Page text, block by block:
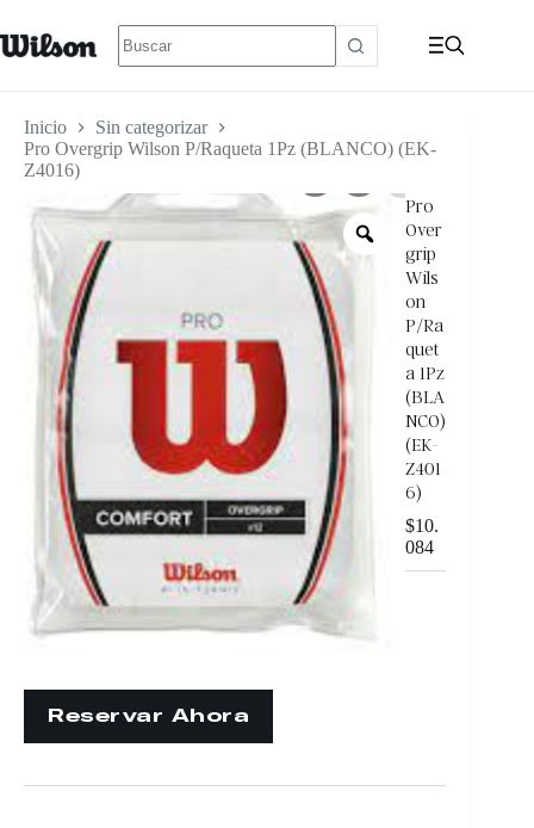
Inicio
Sin categorizar
Pro Overgrip Wilson P/Raqueta 1Pz (BLANCO) (EK-
Z4016)
Pro
Over
grip
Wils
on
P/Ra
quet
a 1Pz
(BLA
NCO)
(EK-
Z401
6)
$10.
084